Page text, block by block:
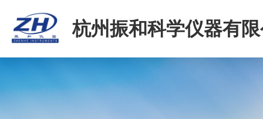
杭州振和科学仪器有